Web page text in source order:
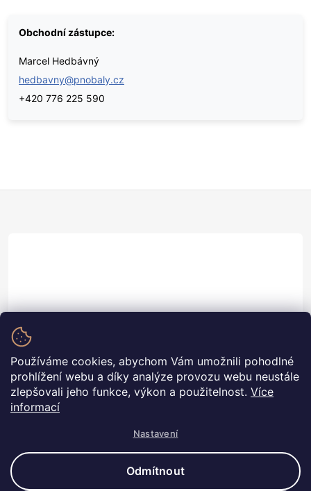
Používáme cookies, abychom Vám umožnili pohodlné
prohlížení webu a díky analýze provozu webu neustále
zlepšovali jeho funkce, výkon a použitelnost. Více
informací
Nastavení
Odmítnout
Obchodní zástupce:
Marcel Hedbávný
hedbavny@pnobaly.cz
+420 776 225 590
í
info@pnobaly.cz
PNobaly. Všechna práva vyhrazena.